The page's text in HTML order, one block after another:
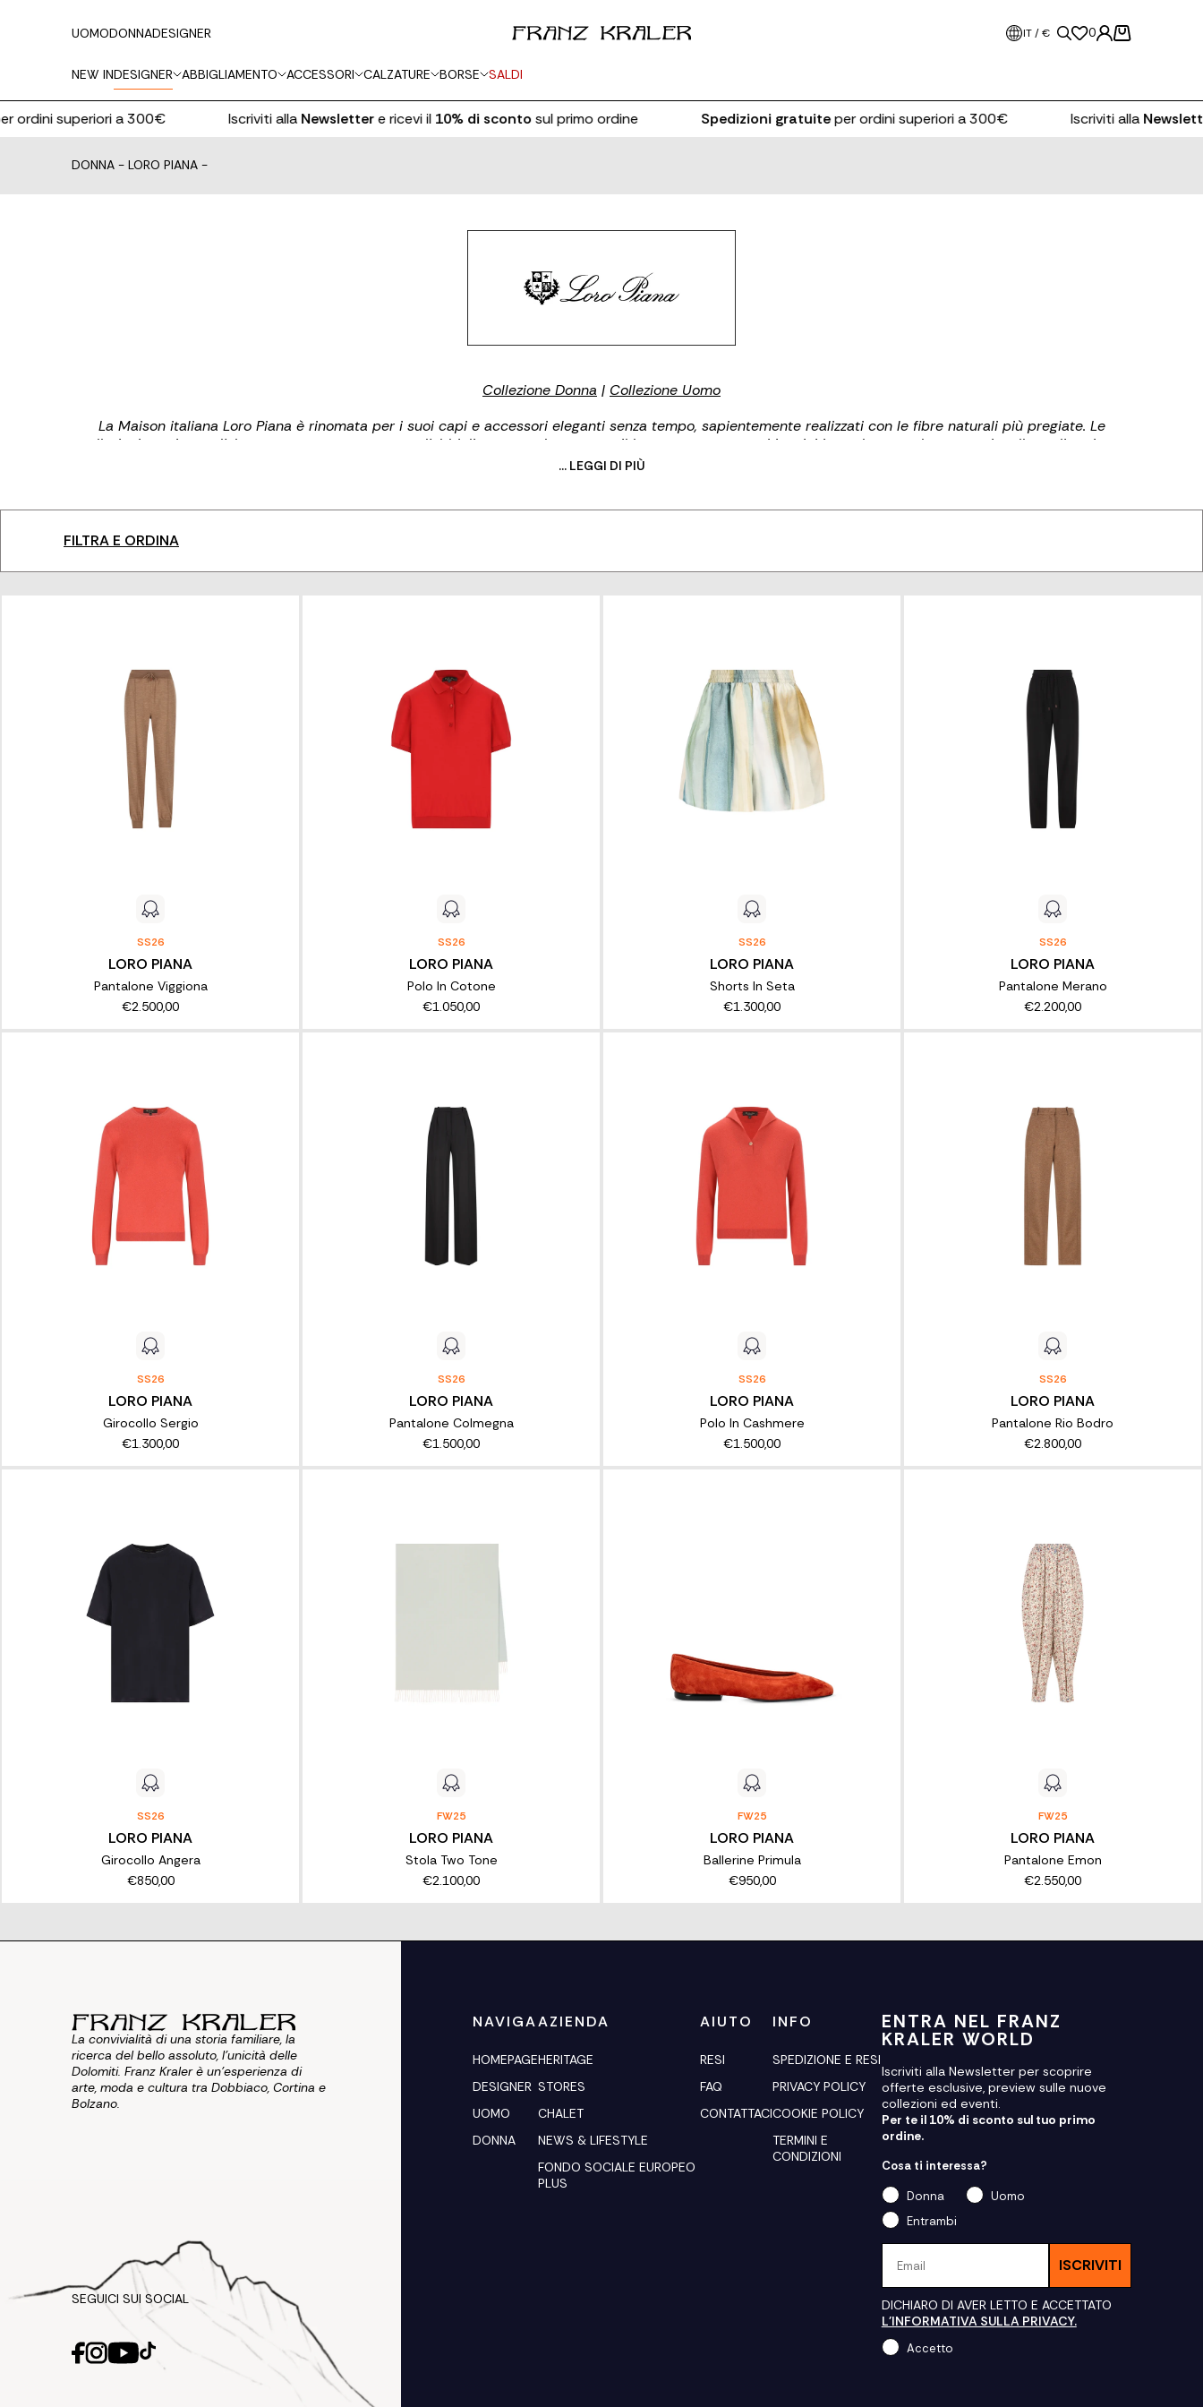
UOMODONNADESIGNER IT / € 0
NEW INDESIGNER ABBIGLIAMENTO ACCESSORI CALZATURE BORSE SALDI
superiori a 300€ Iscriviti allaNewslettere ricevi il10% di scontosul primo ordine Spedizioni gratuiteper ordini superiori a 300€ Iscriviti allaNewsletter
DONNA - LORO PIANA -
Collezione Donna | Collezione Uomo
La Maison italiana Loro Piana è rinomata per i suoi capi e accessori eleganti senza tempo, sapientemente realizzati con le fibre naturali più pregiate. Le
collezioni esprimono l'eleganza contemporanea per l'abbigliamento urbano e per il loungewear con capi iconici in cashmere e lana e capispalla realizzati con
tecnologie tessili all'avanguardia progettate in Italia. Con altissimi standard, il marchio attinge al suo patrimonio unico per evolvere la sua identità,
... LEGGI DI PIÙ
FILTRA E ORDINA
SS26
LORO PIANA
Pantalone Viggiona
€2.500,00
SS26
LORO PIANA
Polo In Cotone
€1.050,00
SS26
LORO PIANA
Shorts In Seta
€1.300,00
SS26
LORO PIANA
Pantalone Merano
€2.200,00
SS26
LORO PIANA
Girocollo Sergio
€1.300,00
SS26
LORO PIANA
Pantalone Colmegna
€1.500,00
SS26
LORO PIANA
Polo In Cashmere
€1.500,00
SS26
LORO PIANA
Pantalone Rio Bodro
€2.800,00
SS26
LORO PIANA
Girocollo Angera
€850,00
FW25
LORO PIANA
Stola Two Tone
€2.100,00
FW25
LORO PIANA
Ballerine Primula
€950,00
FW25
LORO PIANA
Pantalone Emon
€2.550,00
La convivialità di una storia familiare, la
ricerca del bello assoluto, l'unicità delle
Dolomiti. Franz Kraler è un'esperienza di
arte, moda e cultura tra Dobbiaco, Cortina e
Bolzano.
SEGUICI SUI SOCIAL
NAVIGA
HOMEPAGE
DESIGNER
UOMO
DONNA
AZIENDA
HERITAGE
STORES
CHALET
NEWS & LIFESTYLE
FONDO SOCIALE EUROPEO
PLUS
AIUTO
RESI
FAQ
CONTATTACI
INFO
SPEDIZIONE E RESI
PRIVACY POLICY
COOKIE POLICY
TERMINI E
CONDIZIONI
ENTRA NEL FRANZ
KRALER WORLD
Iscriviti alla Newsletter per scoprire
offerte esclusive, preview sulle nuove
collezioni ed eventi.
Per te il 10% di sconto sul tuo primo
ordine.
Cosa ti interessa?
Donna
Uomo
Entrambi
ISCRIVITI
DICHIARO DI AVER LETTO E ACCETTATO
L'INFORMATIVA SULLA PRIVACY.
Accetto